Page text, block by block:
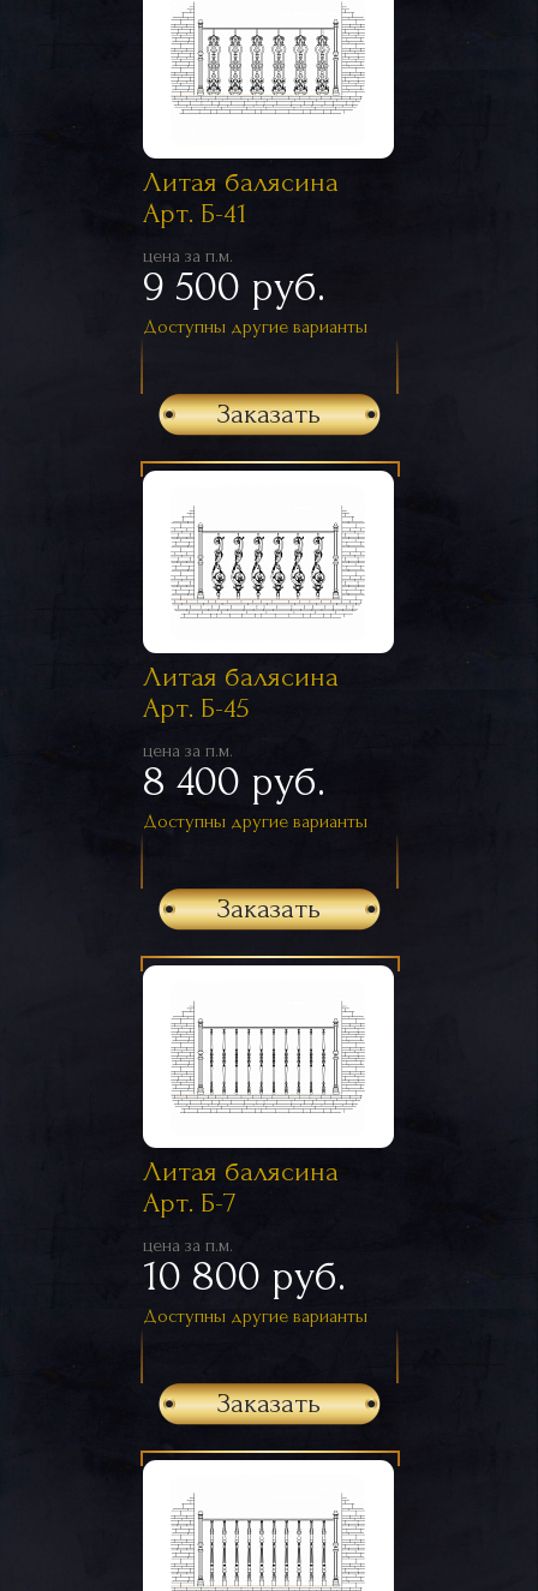
Литая балясина
Арт. Б-41
цена за п.м.
9 500 руб.
Доступны другие варианты
Заказать
Литая балясина
Арт. Б-45
цена за п.м.
8 400 руб.
Доступны другие варианты
Заказать
Литая балясина
Арт. Б-7
цена за п.м.
10 800 руб.
Доступны другие варианты
Заказать